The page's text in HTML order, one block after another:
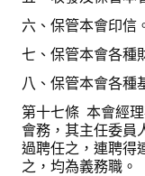
六、保管本會印信
七、保管本會各種
八、保管本會各種
第十七條 本會經
會務，其主任委員
過聘任之，連聘得
之，均為義務職。